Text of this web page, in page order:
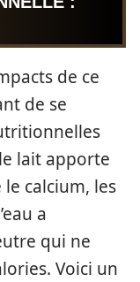
de ce
de se
lait apporte
calcium, les
a
qui ne
Voici un